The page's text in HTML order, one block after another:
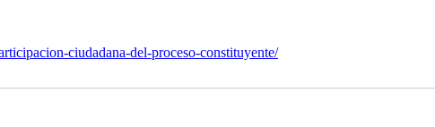
ciudadana-del-proceso-constituyente/